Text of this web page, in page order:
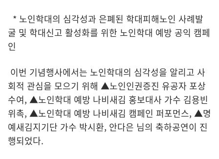
* 노인학대의 심각성과 은폐된 학대피해노인 사례발
굴 및 학대신고 활성화를 위한 노인학대 예방 공익 캠페
인
이번 기념행사에서는 노인학대의 심각성을 알리고 사
회적 관심을 모으기 위해 ▲노인인권증진 유공자 포상
수여, ▲노인학대 예방 나비새김 홍보대사 가수 김용빈
위촉, ▲노인학대 예방 나비새김 캠페인 퍼포먼스, ▲명
예새김지기단 가수 박시환, 안다은 님의 축하공연이 진
행되었다.